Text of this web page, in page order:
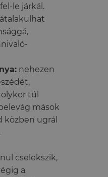
le járkál.
nehezen
túl
mások
közben ugrál
cselekszik,
a